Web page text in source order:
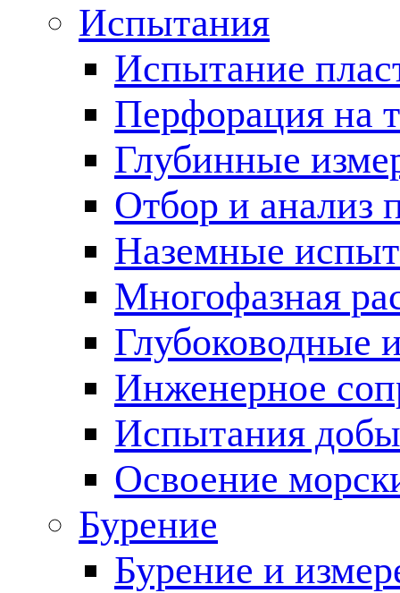
Испытания
Испытание
Перфорация на
Глубинные
Отбор и анализ
Наземные
Многофазная
Глубоководные
Инженерное
Испытания
Освоение
Бурение
Бурение и